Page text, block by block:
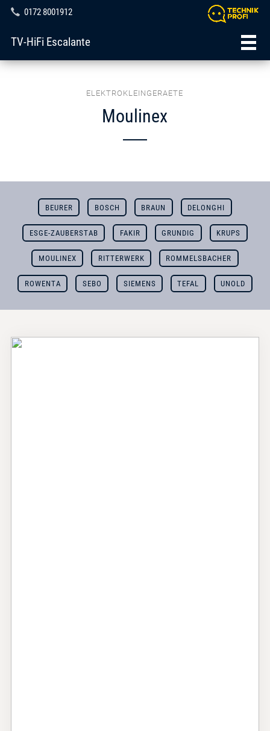
0172 8001912
TV-HiFi Escalante
ELEKTROKLEINGERAETE
Moulinex
BEURER BOSCH BRAUN DELONGHI
ESGE-ZAUBERSTAB FAKIR GRUNDIG KRUPS
MOULINEX RITTERWERK ROMMELSBACHER
ROWENTA SEBO SIEMENS TEFAL UNOLD